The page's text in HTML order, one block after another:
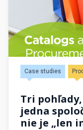
Case studies
Tri
jedna
nie je „len